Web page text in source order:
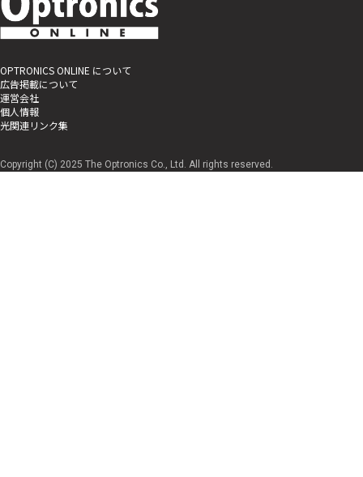
OPTRONICS ONLINE について
広告掲載について
運営会社
個人情報
光関連リンク集
Copyright (C) 2025 The Optronics Co., Ltd. All rights reserved.